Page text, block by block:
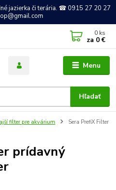
jazierka či terária. ☎ 0915 27 20 27
Menu
Hľadať
0 ks
za 0 €
filter pre akvárium
Sera PrefiX Filter
prídavný